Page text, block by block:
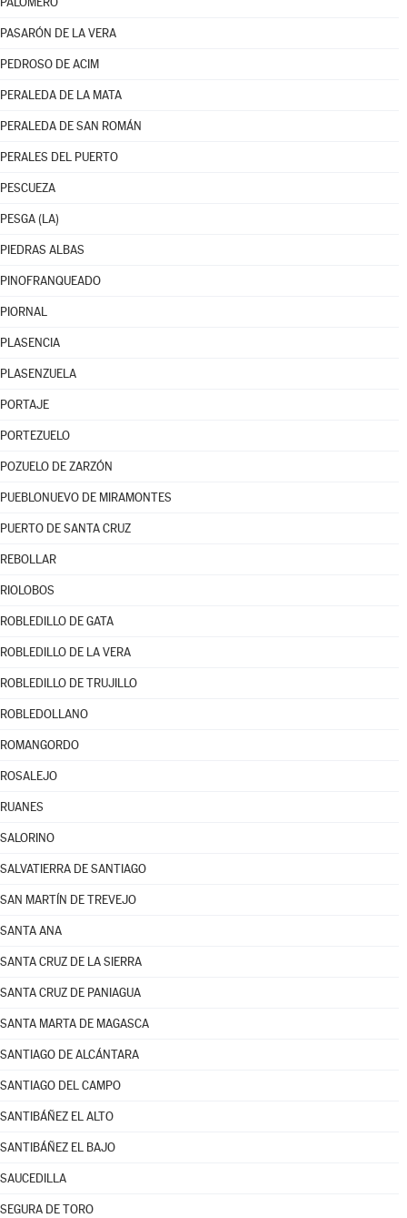
PASARÓN DE LA VERA
PEDROSO DE ACIM
PERALEDA DE LA MATA
PERALEDA DE SAN ROMÁN
PERALES DEL PUERTO
PESCUEZA
PESGA (LA)
PIEDRAS ALBAS
PINOFRANQUEADO
PIORNAL
PLASENCIA
PLASENZUELA
PORTAJE
PORTEZUELO
POZUELO DE ZARZÓN
PUEBLONUEVO DE MIRAMONTES
PUERTO DE SANTA CRUZ
REBOLLAR
RIOLOBOS
ROBLEDILLO DE GATA
ROBLEDILLO DE LA VERA
ROBLEDILLO DE TRUJILLO
ROBLEDOLLANO
ROMANGORDO
ROSALEJO
RUANES
SALORINO
SALVATIERRA DE SANTIAGO
SAN MARTÍN DE TREVEJO
SANTA ANA
SANTA CRUZ DE LA SIERRA
SANTA CRUZ DE PANIAGUA
SANTA MARTA DE MAGASCA
SANTIAGO DE ALCÁNTARA
SANTIAGO DEL CAMPO
SANTIBÁÑEZ EL ALTO
SANTIBÁÑEZ EL BAJO
SAUCEDILLA
SEGURA DE TORO